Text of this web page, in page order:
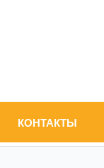
КОНТАКТЫ